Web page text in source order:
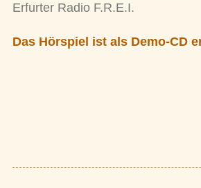
Erfurter Radio F.R.E.I.
Das Hörspiel ist als Demo-CD